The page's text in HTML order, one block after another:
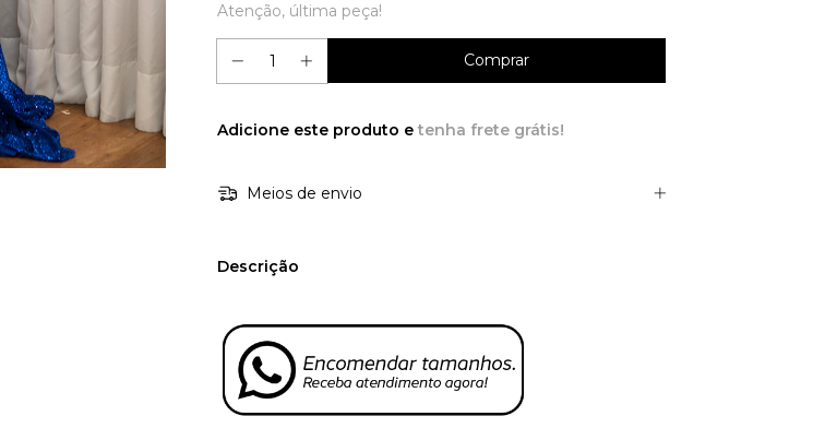
Atenção, última peça!
Adicione este produto e tenha frete grátis!
Meios de envio
Descrição